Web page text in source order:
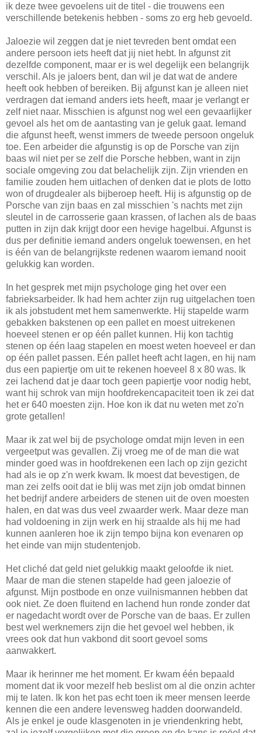
ik deze twee gevoelens uit de titel - die trouwens een
verschillende betekenis hebben - soms zo erg heb gevoeld.
Jaloezie wil zeggen dat je niet tevreden bent omdat een
andere persoon iets heeft dat jij niet hebt. In afgunst zit
dezelfde component, maar er is wel degelijk een belangrijk
verschil. Als je jaloers bent, dan wil je dat wat de andere
heeft ook hebben of bereiken. Bij afgunst kan je alleen niet
verdragen dat iemand anders iets heeft, maar je verlangt er
zelf niet naar. Misschien is afgunst nog wel een gevaarlijker
gevoel als het om de aantasting van je geluk gaat. Iemand
die afgunst heeft, wenst immers de tweede persoon ongeluk
toe. Een arbeider die afgunstig is op de Porsche van zijn
baas wil niet per se zelf die Porsche hebben, want in zijn
sociale omgeving zou dat belachelijk zijn. Zijn vrienden en
familie zouden hem uitlachen of denken dat ie plots de lotto
won of drugdealer als bijberoep heeft. Hij is afgunstig op de
Porsche van zijn baas en zal misschien 's nachts met zijn
sleutel in de carrosserie gaan krassen, of lachen als de baas
putten in zijn dak krijgt door een hevige hagelbui. Afgunst is
dus per definitie iemand anders ongeluk toewensen, en het
is één van de belangrijkste redenen waarom iemand nooit
gelukkig kan worden.
In het gesprek met mijn psychologe ging het over een
fabrieksarbeider. Ik had hem achter zijn rug uitgelachen toen
ik als jobstudent met hem samenwerkte. Hij stapelde warm
gebakken bakstenen op een pallet en moest uitrekenen
hoeveel stenen er op één pallet kunnen. Hij kon tachtig
stenen op één laag stapelen en moest weten hoeveel er dan
op één pallet passen. Eén pallet heeft acht lagen, en hij nam
dus een papiertje om uit te rekenen hoeveel 8 x 80 was. Ik
zei lachend dat je daar toch geen papiertje voor nodig hebt,
want hij schrok van mijn hoofdrekencapaciteit toen ik zei dat
het er 640 moesten zijn. Hoe kon ik dat nu weten met zo'n
grote getallen!
Maar ik zat wel bij de psychologe omdat mijn leven in een
vergeetput was gevallen. Zij vroeg me of de man die wat
minder goed was in hoofdrekenen een lach op zijn gezicht
had als ie op z'n werk kwam. Ik moest dat bevestigen, de
man zei zelfs ooit dat ie blij was met zijn job omdat binnen
het bedrijf andere arbeiders de stenen uit de oven moesten
halen, en dat was dus veel zwaarder werk. Maar deze man
had voldoening in zijn werk en hij straalde als hij me had
kunnen aanleren hoe ik zijn tempo bijna kon evenaren op
het einde van mijn studentenjob.
Het cliché dat geld niet gelukkig maakt geloofde ik niet.
Maar de man die stenen stapelde had geen jaloezie of
afgunst. Mijn postbode en onze vuilnismannen hebben dat
ook niet. Ze doen fluitend en lachend hun ronde zonder dat
er nagedacht wordt over de Porsche van de baas. Er zullen
best wel werknemers zijn die het gevoel wel hebben, ik
vrees ook dat hun vakbond dit soort gevoel soms
aanwakkert.
Maar ik herinner me het moment. Er kwam één bepaald
moment dat ik voor mezelf heb beslist om al die onzin achter
mij te laten. Ik kon het pas echt toen ik meer mensen leerde
kennen die een andere levensweg hadden doorwandeld.
Als je enkel je oude klasgenoten in je vriendenkring hebt,